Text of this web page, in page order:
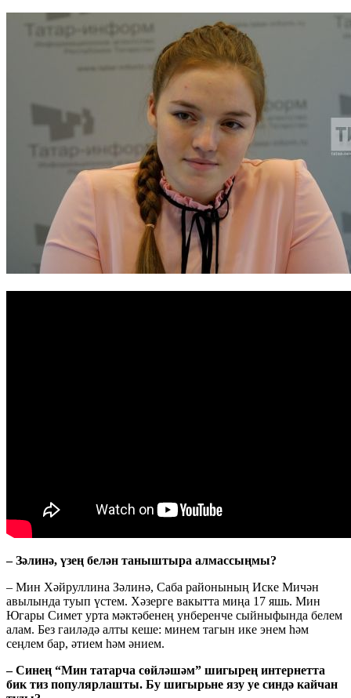
– Зәлинә, үзең белән таныштыра алмассыңмы?
– Мин Хәйруллина Зәлинә, Саба районының Иске Мичән
авылында туып үстем. Хәзерге вакытта миңа 17 яшь. Мин
Югары Симет урта мәктәбенең унберенче сыйныфында белем
алам. Без гаиләдә алты кеше: минем тагын ике энем һәм
сеңлем бар, әтием һәм әнием.
– Синең “Мин татарча сөйләшәм” шигырең интернетта
бик тиз популярлашты. Бу шигырьне язу уе синдә кайчан